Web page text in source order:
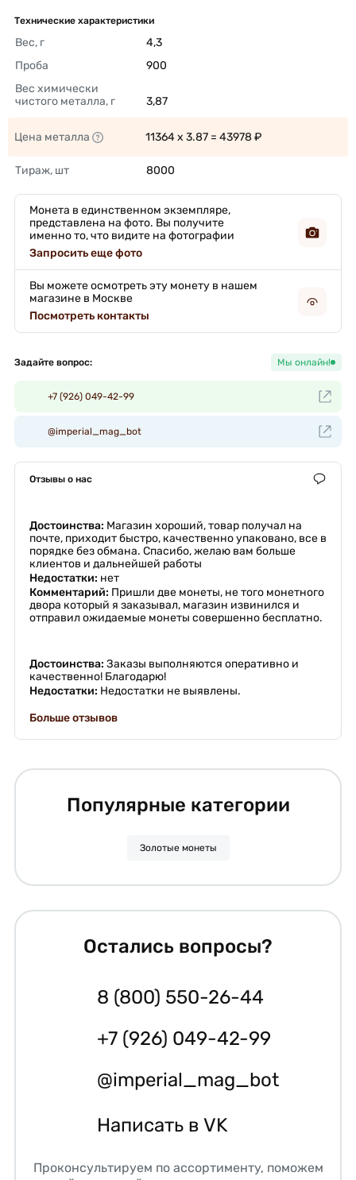
Технические характеристики
Вес, г
4,3
Проба
900
Вес химически
чистого металла, г
3,87
Цена металла 11364 x 3.87 = 43978 ₽
Тираж, шт 8000
Монета в единственном экземпляре,
представлена на фото. Вы получите
именно то, что видите на фотографии
Запросить еще фото
Вы можете осмотреть эту монету в нашем
магазине в Москве
Посмотреть контакты
Задайте вопрос: Мы онлайн!
+7 (926) 049-42-99
@imperial_mag_bot
Отзывы о нас
Достоинства: Магазин хороший, товар получал на
почте, приходит быстро, качественно упаковано, все в
порядке без обмана. Спасибо, желаю вам больше
клиентов и дальнейшей работы
Недостатки: нет
Комментарий: Пришли две монеты, не того монетного
двора который я заказывал, магазин извинился и
отправил ожидаемые монеты совершенно бесплатно.
Достоинства: Заказы выполняются оперативно и
качественно! Благодарю!
Недостатки: Недостатки не выявлены.
Больше отзывов
Популярные категории
Золотые монеты
Остались вопросы?
8 (800) 550-26-44
+7 (926) 049-42-99
@imperial_mag_bot
Написать в VK
Проконсультируем по ассортименту, поможем